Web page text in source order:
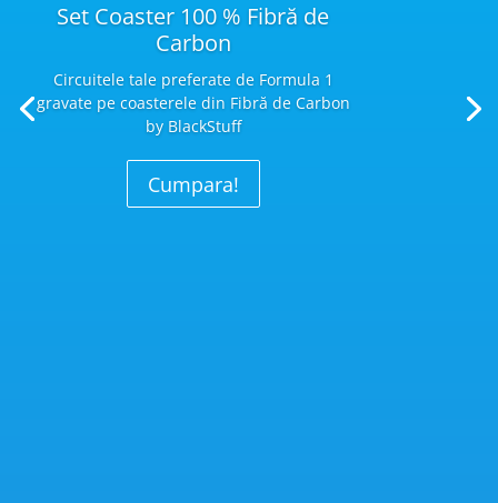
Set Coaster 100 % Fibră de
Carbon
Circuitele tale preferate de Formula 1
gravate pe coasterele din Fibră de Carbon
by BlackStuff
Cumpara!